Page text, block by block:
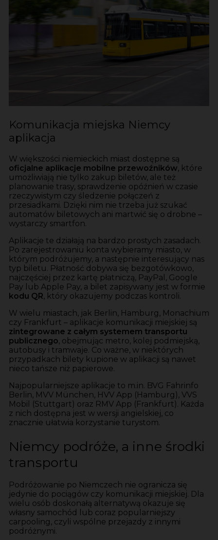
Komunikacja miejska Niemcy
aplikacja
W większości niemieckich miast dostępne są
oficjalne aplikacje mobilne przewoźników, które
umożliwiają nie tylko zakup biletów, ale też
planowanie trasy, sprawdzenie opóźnień w czasie
rzeczywistym czy śledzenie połączeń z
przesiadkami. Dzięki nim nie trzeba już szukać
automatów biletowych ani martwić się o drobne –
wystarczy smartfon.
Aplikacje te działają na bardzo prostych zasadach.
Po zarejestrowaniu konta wybieramy miasto, w
którym podróżujemy, a następnie interesujący nas
typ biletu. Płatność dobywa się bezgotówkowo,
najczęściej przez kartę płatniczą, PayPal, Google
Pay lub Apple Pay, a bilet zapisywany jest w formie
kodu QR, który okazujemy podczas kontroli.
W wielu miastach, jak Berlin, Hamburg, Monachium
czy Frankfurt – aplikacje komunikacji miejskiej są
zintegrowane z całym systemem transportu
publicznego, obejmując metro, kolej podmiejską,
autobusy i tramwaje. Co ważne, w niektórych
przypadkach bilety kupione w aplikacji są nawet
nieco tańsze niż papierowe.
Najpopularniejsze aplikacje to m.in. BVG Fahrinfo
Berlin, MVV München, HVV App (Hamburg), VVS
Mobil (Stuttgart) oraz RMV App (Frankfurt). Każda
z nich dostępna jest w wersji angielskiej, co
znacznie ułatwia korzystanie turystom.
Niemcy podróże, a inne środki
transportu
Podróżowanie po Niemczech nie ogranicza się
jedynie do pociągów czy komunikacji miejskiej. Dla
wielu osób doskonałą alternatywą okazuje się
własny samochód lub coraz popularniejszy
carpooling, czyli wspólne przejazdy z innymi
podróżnymi.